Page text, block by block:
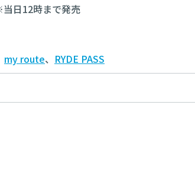
日12時まで発売
my route、 RYDE PASS